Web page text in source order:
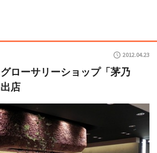
2012.04.23
ローサリーショップ「茅乃
店